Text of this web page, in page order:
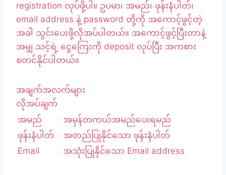
registration လုပ်ဖို့ပါ။ ဥပမာ၊ အမည်၊ ဖုန်းနံပါတ်၊
email address နဲ့ password တို့ကို အကောင့်ဖွင့်တဲ့
အခါ သွင်းပေးဖို့လိုအပ်ပါတယ်။ အကောင့်ဖွင့်ပြီးတာနဲ့
အမျှ သင့်ရဲ့ ငွေကြေးကို deposit လုပ်ပြီး အကစား
စတင်နိုင်ပါတယ်။
အချက်အလက်များ
လိုအပ်ချက်
အမည်
အမှန်တကယ်အမည်ပေးရမည်
ဖုန်းနံပါတ်
အတည်ပြုနိုင်သော ဖုန်းနံပါတ်
Email
အသုံးပြုနိုင်သော Email address